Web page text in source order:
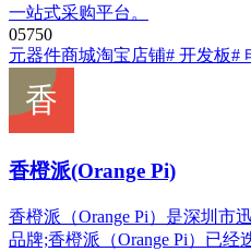
一站式采购平台。
05750
元器件商城淘宝店铺# 开发板#
香橙派(Orange Pi)
香橙派（Orange Pi）是深圳市
品牌;香橙派（Orange Pi）已经